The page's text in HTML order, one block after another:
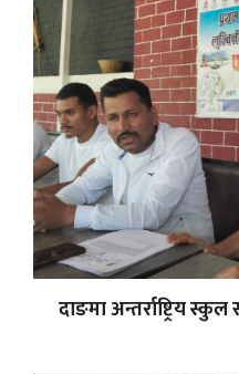
दाङमा अन्तर्राष्ट्रिय